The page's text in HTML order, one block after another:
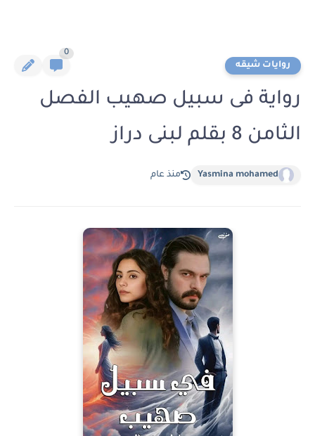
روايات شيقه
0
رواية فى سبيل صهيب الفصل
الثامن 8 بقلم لبنى دراز
Yasmina mohamed منذ عام